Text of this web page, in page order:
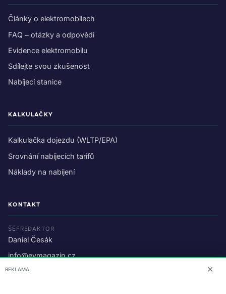
Články o elektromobilech
FAQ – otázky a odpovědi
Evidence elektromobilu
Sdílejte svou zkušenost
Nabíjecí stanice
KALKULAČKY
Kalkulačka dojezdu (WLTP/EPA)
Srovnání nabíjecích tarifů
Náklady na nabíjení
KONTAKT
ŠÉFREDAKTOR
Daniel Česák
info@evmagazin.cz
O nás
REKLAMA ✕